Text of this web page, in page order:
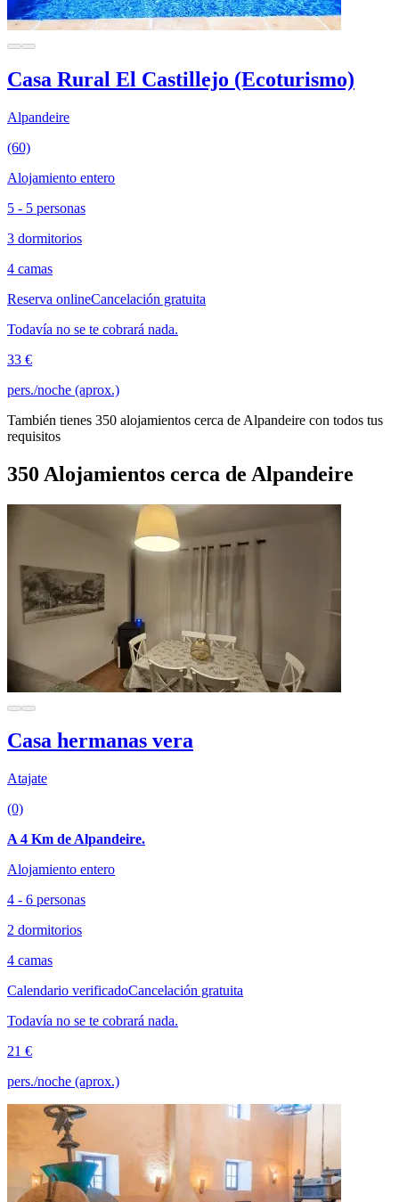
Casa Rural El Castillejo (Ecoturismo)
Alpandeire
(60)
Alojamiento entero
5 - 5 personas
3 dormitorios
4 camas
Reserva onlineCancelación gratuita
Todavía no se te cobrará nada.
33 €
pers./noche (aprox.)
También tienes 350 alojamientos cerca de Alpandeire con todos tus
requisitos
350 Alojamientos cerca de Alpandeire
Casa hermanas vera
Atajate
(0)
A 4 Km de Alpandeire.
Alojamiento entero
4 - 6 personas
2 dormitorios
4 camas
Calendario verificadoCancelación gratuita
Todavía no se te cobrará nada.
21 €
pers./noche (aprox.)